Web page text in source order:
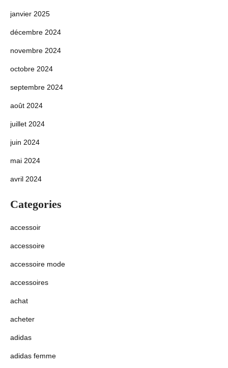
janvier 2025
décembre 2024
novembre 2024
octobre 2024
septembre 2024
août 2024
juillet 2024
juin 2024
mai 2024
avril 2024
Categories
accessoir
accessoire
accessoire mode
accessoires
achat
acheter
adidas
adidas femme